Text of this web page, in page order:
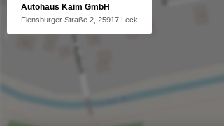
Autohaus Kaim GmbH
Flensburger Straße 2, 25917 Leck